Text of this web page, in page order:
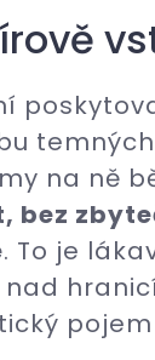
na ně
bez
. To je
nad